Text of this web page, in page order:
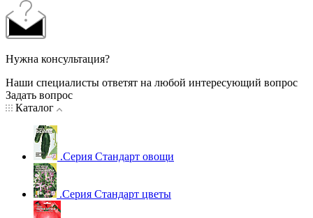
Нужна консультация?
Наши специалисты ответят на любой интересующий вопрос
Задать вопрос
Каталог
.Серия Стандарт овощи
.Серия Стандарт цветы